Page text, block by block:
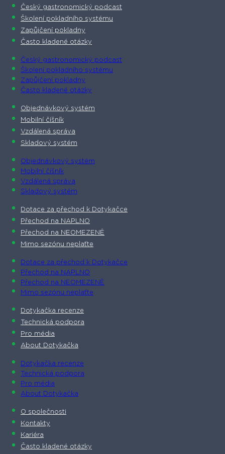
Český gastronomický podcast​
Školení pokladního systému
Zapůjčení pokladny
Často kladené otázky
Český gastronomický podcast​
Školení pokladního systému
Zapůjčení pokladny
Často kladené otázky
Objednávkový systém
Mobilní číšník
Vzdálená správa
Skladový systém
Objednávkový systém
Mobilní číšník
Vzdálená správa
Skladový systém
Dotace za přechod k Dotykačce
Přechod na NAPLNO
Přechod na NEOMEZENĚ
Mimo sezónu neplaťte
Dotace za přechod k Dotykačce
Přechod na NAPLNO
Přechod na NEOMEZENĚ
Mimo sezónu neplaťte
Dotykačka recenze
Technická podpora
Pro média
About Dotykačka
Dotykačka recenze
Technická podpora
Pro média
About Dotykačka
O společnosti
Kontakty
Kariéra
Často kladené otázky